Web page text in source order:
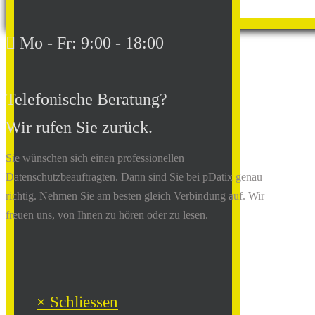
Mo - Fr: 9:00 - 18:00
Telefonische Beratung?
Wir rufen Sie zurück.
Sie wünschen sich einen professionellen
Datenschutzbeauftragten. Dann sind Sie bei pDatix genau
richtig. Nehmen Sie am besten gleich Verbindung auf. Wir
freuen uns, von Ihnen zu hören oder zu lesen.
× Schliessen